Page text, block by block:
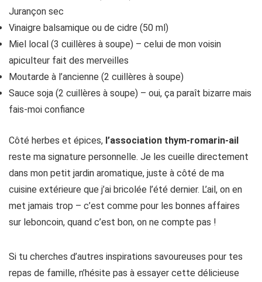
Jurançon sec
Vinaigre balsamique ou de cidre (50 ml)
Miel local (3 cuillères à soupe) – celui de mon voisin
apiculteur fait des merveilles
Moutarde à l’ancienne (2 cuillères à soupe)
Sauce soja (2 cuillères à soupe) – oui, ça paraît bizarre mais
fais-moi confiance
Côté herbes et épices, l’association thym-romarin-ail
reste ma signature personnelle. Je les cueille directement
dans mon petit jardin aromatique, juste à côté de ma
cuisine extérieure que j’ai bricolée l’été dernier. L’ail, on en
met jamais trop – c’est comme pour les bonnes affaires
sur leboncoin, quand c’est bon, on ne compte pas !
Si tu cherches d’autres inspirations savoureuses pour tes
repas de famille, n’hésite pas à essayer cette délicieuse